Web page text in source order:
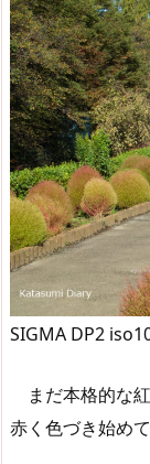
SIGMA DP2
まだ本格的な
赤く色づき始め